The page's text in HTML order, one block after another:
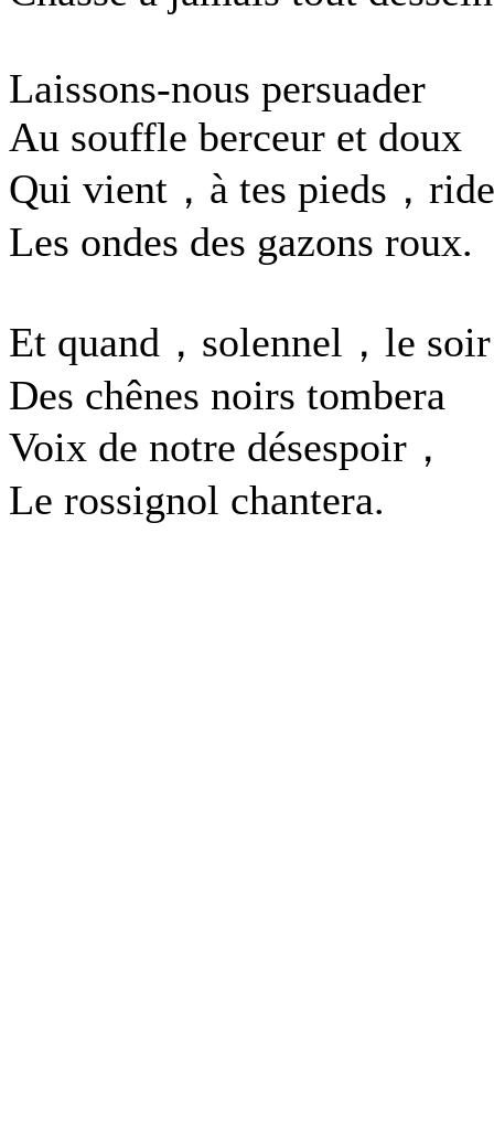
Laissons-nous persuader
Au souffle berceur et doux
Qui vient，à tes pieds，
Les ondes des gazons roux.
Et quand，solennel，le soir
Des chênes noirs tombera
Voix de notre désespoir，
Le rossignol chantera.